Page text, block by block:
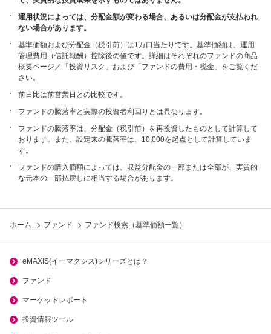
運用状況によっては、分配金額が変わる場合、あるいは分配金が支払われ
ない場合があります。
基準価額および分配金（税引前）は1万口当たりです。基準価額は、運用
管理費用（信託報酬）控除後の値です。詳細はそれぞれのファンドの商品
概要ページ／「投資リスク」および「ファンドの費用・税金」をご覧くだ
さい。
前日比は前営業日との比較です。
ファンドの騰落率と実際の投資者利回りとは異なります。
ファンドの騰落率は、分配金（税引前）を再投資したものとして計算して
おります。また、設定来の騰落率は、10,000を起点として計算していま
す。
ファンドの購入価額によっては、収益分配金の一部または全部が、実質的
な元本の一部払戻しに相当する場合があります。
ホーム ファンド ファンド検索（基準価額一覧）
eMAXIS(イーマクシス)シリーズとは？
ファンド
マーケットレポート
投資情報ツール